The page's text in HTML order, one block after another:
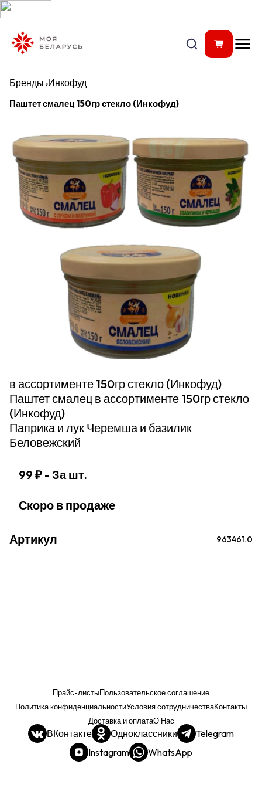
Бренды ›Инкофуд
Паштет смалец 150гр стекло (Инкофуд)
в ассортименте 150гр стекло (Инкофуд)
Паштет смалец в ассортименте 150гр стекло
(Инкофуд)
Паприка и лук Черемша и базилик
Беловежский
99 ₽ - За шт.
Скоро в продаже
Артикул 963461.0
Прайс-листыПользовательское соглашение
Политика конфиденциальностиУсловия сотрудничестваКонтакты
Доставка и оплатаО Нас
ВКонтакте Одноклассники
Telegram
Instagram
WhatsApp